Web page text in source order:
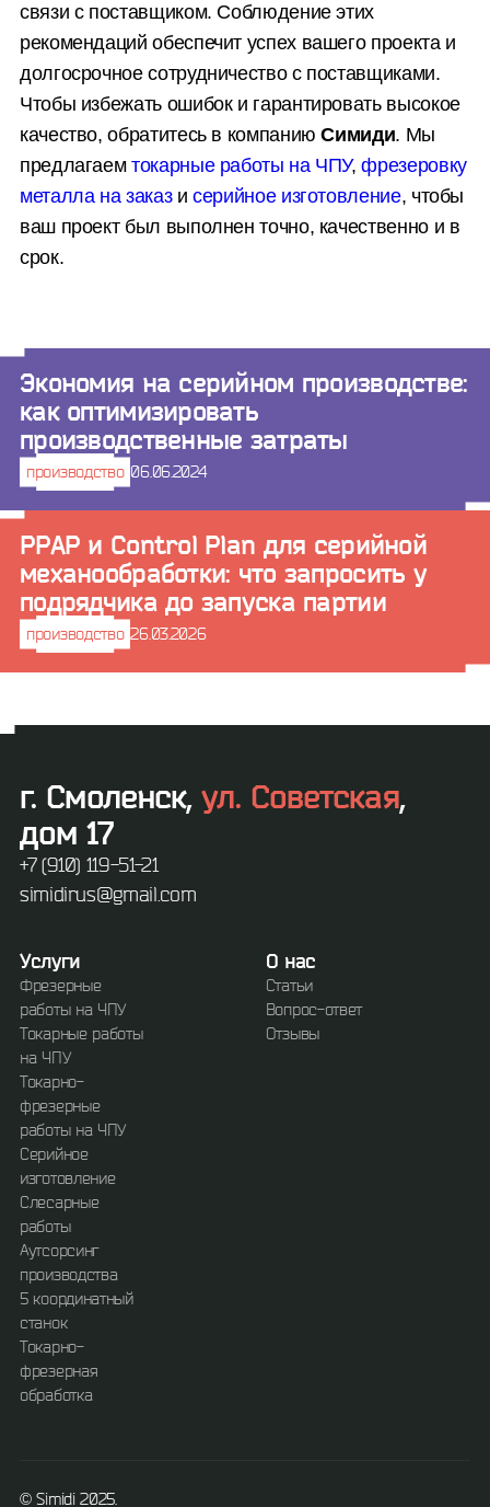
связи с поставщиком. Соблюдение этих
рекомендаций обеспечит успех вашего проекта и
долгосрочное сотрудничество с поставщиками.
Чтобы избежать ошибок и гарантировать высокое
качество, обратитесь в компаниюСимиди. Мы
предлагаемтокарные работы на ЧПУ,фрезеровку
металла на заказисерийное изготовление, чтобы
ваш проект был выполнен точно, качественно и в
срок.
Экономия на серийном производстве:
как оптимизировать
производственные затраты
производство 06.06.2024
PPAP и Control Plan для серийной
механообработки: что запросить у
подрядчика до запуска партии
производство 26.03.2026
г. Смоленск,ул. Советская,
дом 17
+7 (910) 119-51-21
simidirus@gmail.com
Услуги
Фрезерные
работы на ЧПУ
Токарные работы
на ЧПУ
Токарно-
фрезерные
работы на ЧПУ
Серийное
изготовление
Слесарные
работы
Аутсорсинг
производства
5 координатный
станок
Токарно-
фрезерная
обработка
О нас
Статьи
Вопрос-ответ
Отзывы
©️ Simidi 2025.